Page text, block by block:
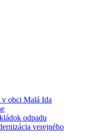
obci Malá Ida
odpadu
verejného